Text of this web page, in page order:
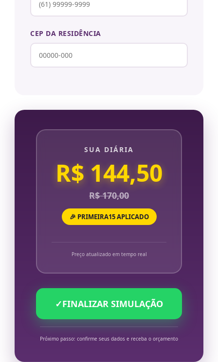
CEP DA RESIDÊNCIA
SUA DIÁRIA
R$ 144,50
R$ 170,00
🎉 PRIMEIRA15 APLICADO
Preço atualizado em tempo real
✓FINALIZAR SIMULAÇÃO
Próximo passo: confirme seus dados e receba o orçamento